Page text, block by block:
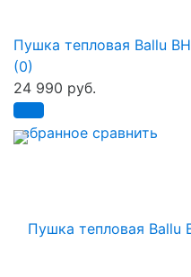
избранное сравнить
Пушка тепловая Ballu
(0)
24 990 руб.